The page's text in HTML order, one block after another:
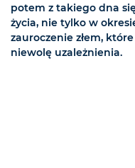
potem z takiego dna
życia, nie tylko w
zauroczenie złem,
niewolę uzależnienia.